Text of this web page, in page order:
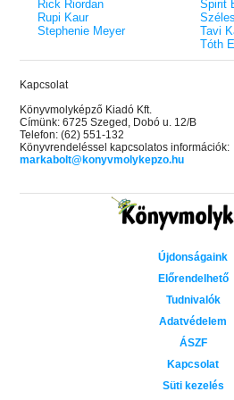
Rick Riordan
Rupi Kaur
Stephenie Meyer
Spirit
Tavi
Tóth
Kapcsolat
Könyvmolyképző Kiadó Kft.
Címünk: 6725 Szeged, Dobó u. 12/B
Telefon: (62) 551-132
Könyvrendeléssel kapcsolatos információk:
markabolt@konyvmolykepzo.hu
Újdonságaink
Előrendelhető
Tudnivalók
Adatvédelem
ÁSZF
Kapcsolat
Süti kezelés